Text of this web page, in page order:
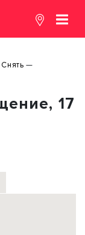
Снять
17